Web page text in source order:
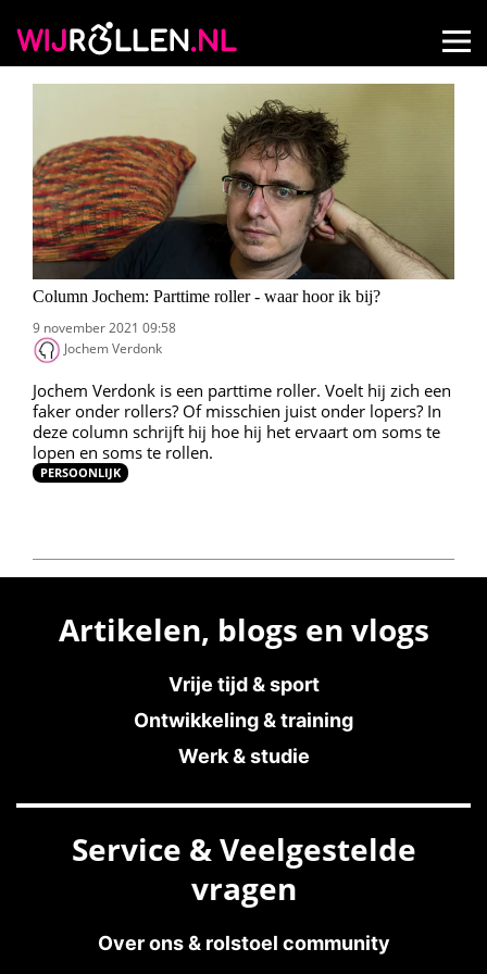
Column Jochem: Parttime roller - waar hoor ik bij?
9 november 2021 09:58
Jochem Verdonk
Jochem Verdonk is een parttime roller. Voelt hij zich een
faker onder rollers? Of misschien juist onder lopers? In
deze column schrijft hij hoe hij het ervaart om soms te
lopen en soms te rollen.
PERSOONLIJK
Artikelen, blogs en vlogs
Vrije tijd & sport
Ontwikkeling & training
Werk & studie
Service & Veelgestelde
vragen
Over ons & rolstoel community